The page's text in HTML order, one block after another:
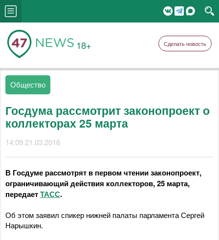
18+ Сделать новость
Общество
Госдума рассмотрит законопроект о
коллекторах 25 марта
14:09 21.03.2016
В Госдуме рассмотрят в первом чтении законопроект,
ограничивающий действия коллекторов, 25 марта,
передаетТАСС.
Об этом заявил спикер нижней палаты парламента Сергей
Нарышкин.